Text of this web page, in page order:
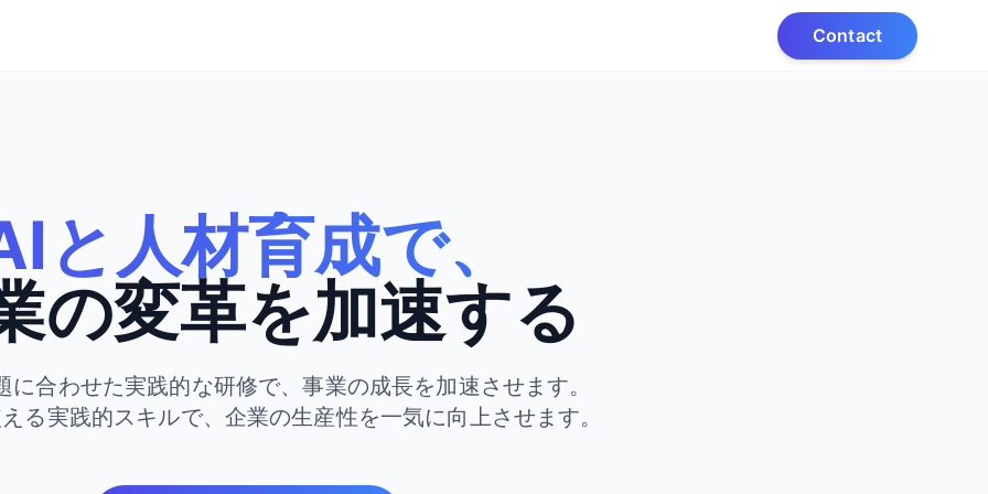
Contact
と人材育成で、
の変革を加速する
に合わせた実践的な研修で、事業の成長を加速させます。
る実践的スキルで、企業の生産性を一気に向上させます。